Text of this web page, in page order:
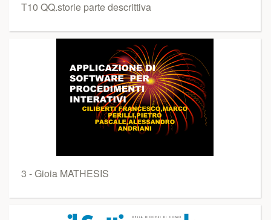
T10 QQ.storie parte descrittiva
3 - Gioia MATHESIS